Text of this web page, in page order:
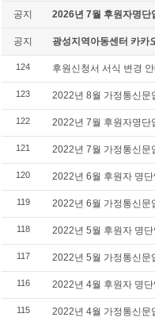
공지 2026년 7월 후원자명단
공지 광성지역아동센터 카카
124 후원신청서 서식 변경 안
123 2022년 8월 가정통신문
122 2022년 7월 후원자명단
121 2022년 7월 가정통신문
120 2022년 6월 후원자 명
119 2022년 6월 가정통신문
118 2022년 5월 후원자 명
117 2022년 5월 가정통신문
116 2022년 4월 후원자 명
115 2022년 4월 가정통신문